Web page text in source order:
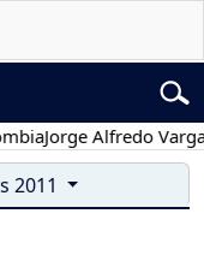
Jorge Alfredo Vargas
2011